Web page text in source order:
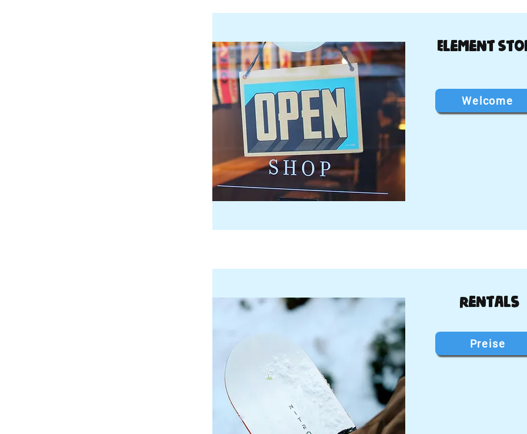
Element
Welcome
Rentals
Preise